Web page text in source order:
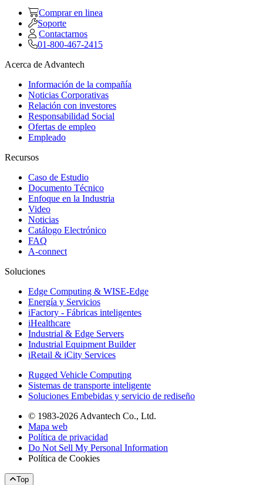
Comprar en linea
Soporte
Contactarnos
01-800-467-2415
Acerca de Advantech
Información de la compañía
Noticias Corporativas
Relación con investores
Responsabilidad Social
Ofertas de empleo
Empleado
Recursos
Caso de Estudio
Documento Técnico
Enfoque en la Industria
Video
Noticias
Catálogo Electrónico
FAQ
A-connect
Soluciones
Edge Computing & WISE-Edge
Energía y Servicios
iFactory - Fábricas inteligentes
iHealthcare
Industrial & Edge Servers
Industrial Equipment Builder
iRetail & iCity Services
Rugged Vehicle Computing
Sistemas de transporte inteligente
Soluciones Embebidas y servicio de rediseño
© 1983-2026 Advantech Co., Ltd.
Mapa web
Política de privacidad
Do Not Sell My Personal Information
Política de Cookies
Top